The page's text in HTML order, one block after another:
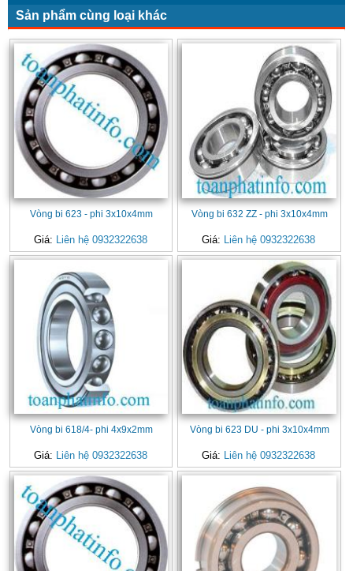
Sản phẩm cùng loại khác
Vòng bi 623 - phi 3x10x4mm
Giá: Liên hệ 0932322638
Vòng bi 632 ZZ - phi 3x10x4mm
Giá: Liên hệ 0932322638
Vòng bi 618/4- phi 4x9x2mm
Giá: Liên hệ 0932322638
Vòng bi 623 DU - phi 3x10x4mm
Giá: Liên hệ 0932322638